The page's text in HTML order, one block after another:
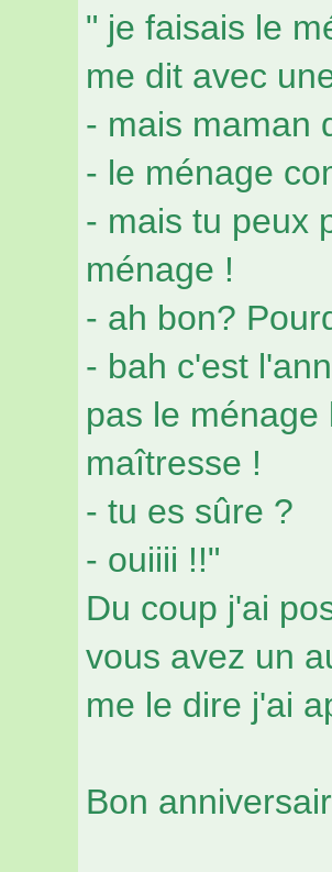
" je faisais le
me dit avec
- mais maman
- le ménage
- mais tu peux
ménage !
- ah bon?
- bah c'est
pas le
maîtresse !
- tu es sûre ?
- ouiiii !!"
Du coup j'ai
vous avez un
me le dire j'ai
Bon